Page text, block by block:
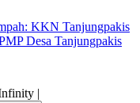
KKN Tanjungpakis
Desa Tanjungpakis
|